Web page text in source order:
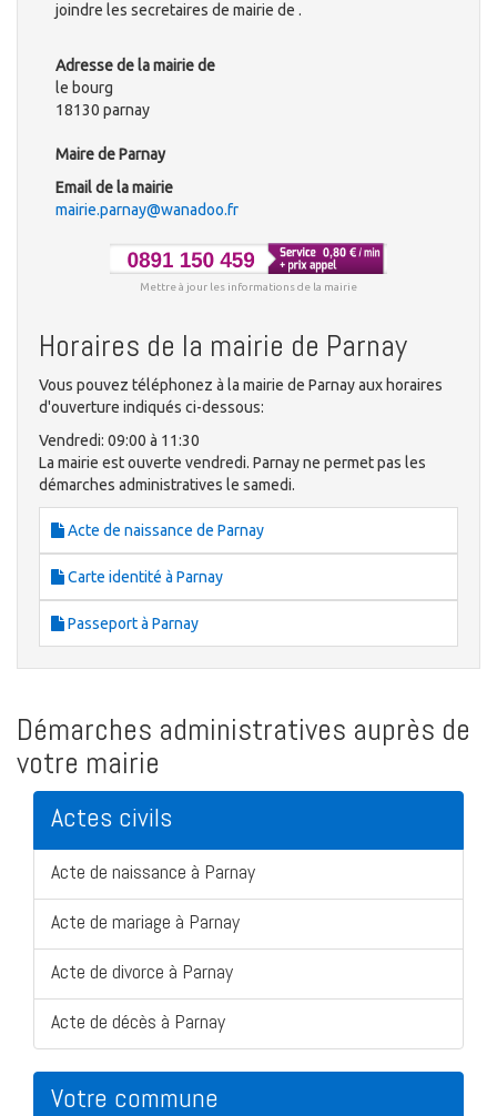
joindre les secretaires de mairie de .
Adresse de la mairie de
le bourg
18130 parnay
Maire de Parnay
Email de la mairie
mairie.parnay@wanadoo.fr
Mettre à jour les informations de la mairie
Horaires de la mairie de Parnay
Vous pouvez téléphonez à la mairie de Parnay aux horaires
d'ouverture indiqués ci-dessous:
Vendredi: 09:00 à 11:30
La mairie est ouverte vendredi. Parnay ne permet pas les
démarches administratives le samedi.
Acte de naissance de Parnay
Carte identité à Parnay
Passeport à Parnay
Démarches administratives auprès de
votre mairie
Actes civils
Acte de naissance à Parnay
Acte de mariage à Parnay
Acte de divorce à Parnay
Acte de décès à Parnay
Votre commune